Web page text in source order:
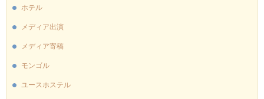
ホテル
メディア出演
メディア寄稿
モンゴル
ユースホステル